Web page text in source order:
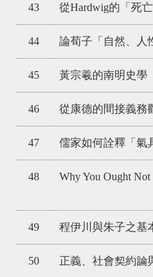
43 從Hardwig的「死
44 論荀子「自然、人
45 黃宗羲的南明史學
46 從康德的間接義務
47 儒家如何詮釋「
48 Why You Ought Not
49 程伊川與朱子之
50 正義、社會契約論